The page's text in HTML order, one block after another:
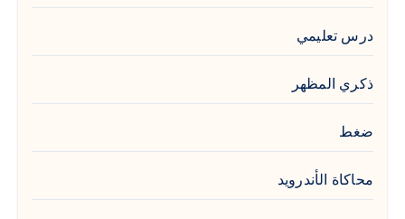
درس تعليمي
ذكري المظهر
ضغط
محاكاة الأندرويد